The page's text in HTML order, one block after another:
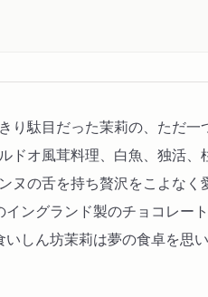
り駄目だった茉莉の、ただ
ドオ風茸料理、白魚、独活
ヌの舌を持ち贅沢をこよな
イングランド製のチョコレー
いしん坊茉莉は夢の食卓を思